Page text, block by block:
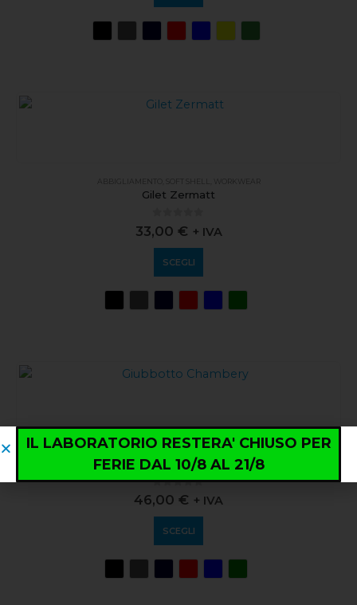
ABBIGLIAMENTO WORKWEAR
Gilet Zermatt
0out of 5
33,00 € + IVA
SCEGLI
ABBIGLIAMENTO , SOFT SHELL,WORKWEAR
Giubbotto Chambery
0out of 5
46,00 € + IVA
SCEGLI
IL LABORATORIO RESTERA' CHIUSO PER
FERIE DAL 10/8 AL 21/8